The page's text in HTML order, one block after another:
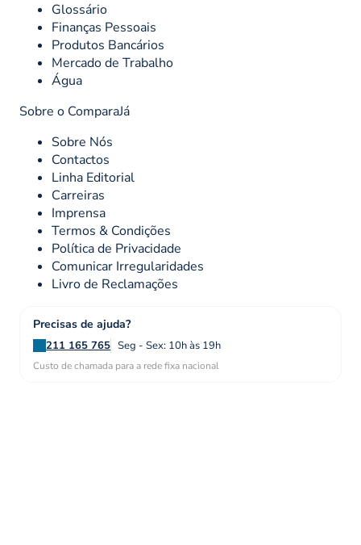
Glossário
Finanças Pessoais
Produtos Bancários
Mercado de Trabalho
Água
Sobre o ComparaJá
Sobre Nós
Contactos
Linha Editorial
Carreiras
Imprensa
Termos & Condições
Política de Privacidade
Comunicar Irregularidades
Livro de Reclamações
Precisas de ajuda?
211 165 765 Seg - Sex: 10h às 19h
Custo de chamada para a rede fixa nacional